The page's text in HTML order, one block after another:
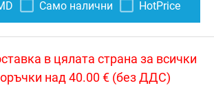
Само налични HotPrice
в цялата страна за всички
над 40.00 € (без ДДС)